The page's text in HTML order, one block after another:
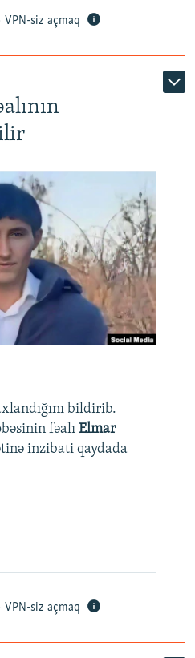
VPN-siz açmaq
bildirib.
fəalı Elmar
inzibati qaydada
VPN-siz açmaq